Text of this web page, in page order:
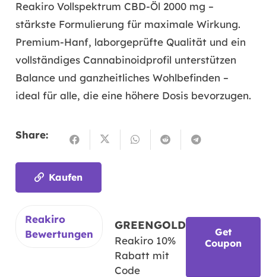
Reakiro Vollspektrum CBD-Öl 2000 mg –
stärkste Formulierung für maximale Wirkung.
Premium-Hanf, laborgeprüfte Qualität und ein
vollständiges Cannabinoidprofil unterstützen
Balance und ganzheitliches Wohlbefinden –
ideal für alle, die eine höhere Dosis bevorzugen.
Share:
Kaufen
Reakiro
Bewertungen
GREENGOLD
Reakiro 10%
Rabatt mit
Code
Get
Coupon